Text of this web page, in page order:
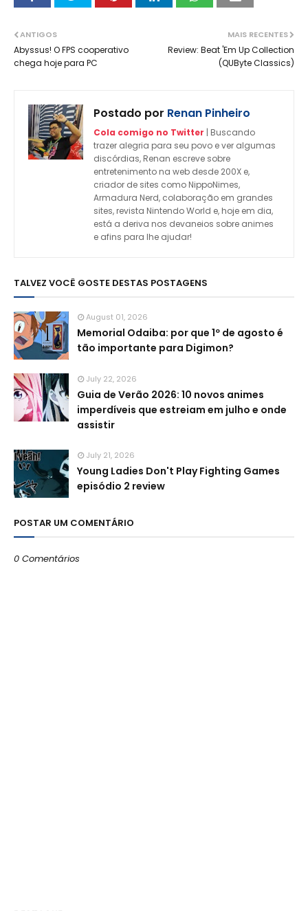
MAIS RECENTES
Review: Beat 'Em Up Collection
(QUByte Classics)
ANTIGOS
Abyssus! O FPS cooperativo
chega hoje para PC
Postado por Renan Pinheiro
Cola comigo no Twitter | Buscando
trazer alegria para seu povo e ver algumas
discórdias, Renan escreve sobre
entretenimento na web desde 200X e,
criador de sites como NippoNimes,
Armadura Nerd, colaboração em grandes
sites, revista Nintendo World e, hoje em dia,
está a deriva nos devaneios sobre animes
e afins para lhe ajudar!
TALVEZ VOCÊ GOSTE DESTAS POSTAGENS
August 01, 2026
Memorial Odaiba: por que 1º de agosto é
tão importante para Digimon?
July 22, 2026
Guia de Verão 2026: 10 novos animes
imperdíveis que estreiam em julho e onde
assistir
July 21, 2026
Young Ladies Don't Play Fighting Games
episódio 2 review
POSTAR UM COMENTÁRIO
0 Comentários